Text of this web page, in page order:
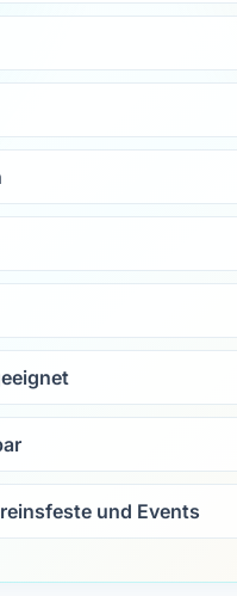
und Events